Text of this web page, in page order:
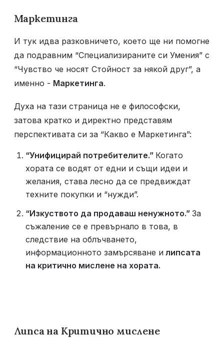
Маркетинга
И тук идва разковничето, което ще ни помогне
да подравним “Специализираните си Умения” с
“Чувство че носят Стойност за някой друг”, а
именно - Маркетинга.
Духа на тази страница не е философски,
затова кратко и директно представям
перспективата си за “Какво е Маркетинга”:
“Унифицирай потребителите.” Когато
хората се водят от едни и същи идеи и
желания, става лесно да се предвиждат
техните покупки и “нужди”.
“Изкуството да продаваш ненужното.” За
съжаление се е превърнало в това, в
следствие на облъчването,
информационното замърсяване и липсата
на критично мислене на хората.
Липса на Критично мислене